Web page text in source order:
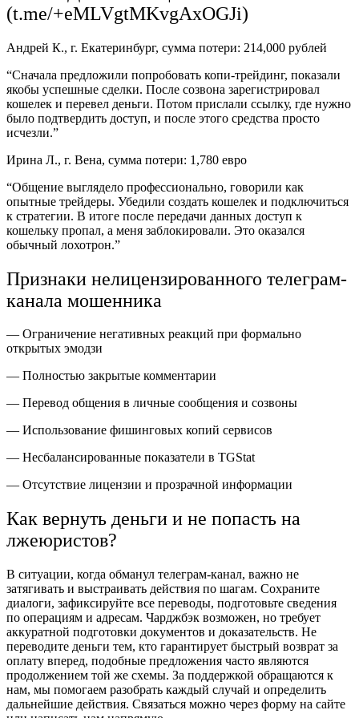
(t.me/+eMLVgtMKvgAxOGJi)
Андрей К., г. Екатеринбург, сумма потери: 214,000 рублей
“Сначала предложили попробовать копи-трейдинг, показали
якобы успешные сделки. После созвона зарегистрировал
кошелек и перевел деньги. Потом прислали ссылку, где нужно
было подтвердить доступ, и после этого средства просто
исчезли.”
Ирина Л., г. Вена, сумма потери: 1,780 евро
“Общение выглядело профессионально, говорили как
опытные трейдеры. Убедили создать кошелек и подключиться
к стратегии. В итоге после передачи данных доступ к
кошельку пропал, а меня заблокировали. Это оказался
обычный лохотрон.”
Признаки нелицензированного телеграм-
канала мошенника
— Ограничение негативных реакций при формально
открытых эмодзи
— Полностью закрытые комментарии
— Перевод общения в личные сообщения и созвоны
— Использование фишинговых копий сервисов
— Несбалансированные показатели в TGStat
— Отсутствие лицензии и прозрачной информации
Как вернуть деньги и не попасть на
лжеюристов?
В ситуации, когда обманул телеграм-канал, важно не
затягивать и выстраивать действия по шагам. Сохраните
диалоги, зафиксируйте все переводы, подготовьте сведения
по операциям и адресам. Чарджбэк возможен, но требует
аккуратной подготовки документов и доказательств. Не
переводите деньги тем, кто гарантирует быстрый возврат за
оплату вперед, подобные предложения часто являются
продолжением той же схемы. За поддержкой обращаются к
нам, мы помогаем разобрать каждый случай и определить
дальнейшие действия. Связаться можно через форму на сайте